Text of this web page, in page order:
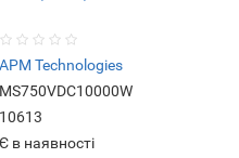
APM Technologies
MS750VDC10000W
10613
Є в наявності